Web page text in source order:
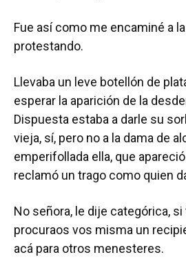
Fue así como me encaminé a
protestando.
Llevaba un leve botellón de
esperar la aparición de la
Dispuesta estaba a darle su
vieja, sí, pero no a la dama de
emperifollada ella, que
reclamó un trago como quien
No señora, le dije categórica,
procuraos vos misma un
acá para otros menesteres.